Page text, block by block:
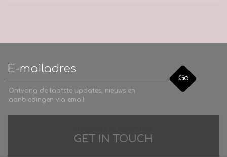
Go
Ontvang de laatste updates, nieuws en
aanbiedingen via email
GET IN TOUCH